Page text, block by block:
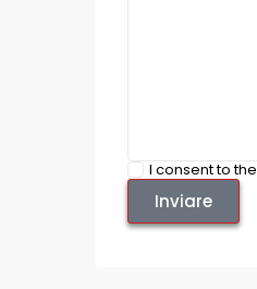
I consent to the